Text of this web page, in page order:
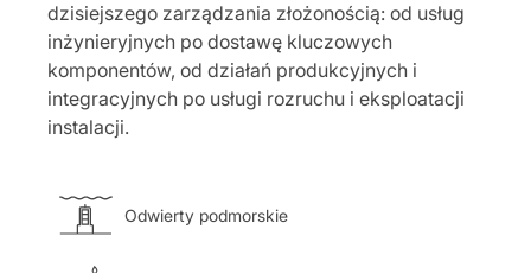
dzisiejszego zarządzania złożonością: od usług
inżynieryjnych po dostawę kluczowych
komponentów, od działań produkcyjnych i
integracyjnych po usługi rozruchu i eksploatacji
instalacji.
Odwierty podmorskie